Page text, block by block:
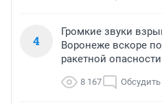
4
Громкие звуки
Воронеже вскоре
ракетной опасности
8 167 Обсудить